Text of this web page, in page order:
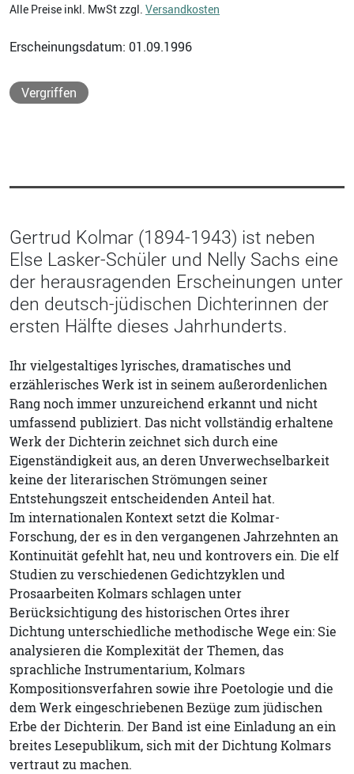
Alle Preise inkl. MwSt zzgl. Versandkosten
Erscheinungsdatum: 01.09.1996
Vergriffen
Gertrud Kolmar (1894-1943) ist neben
Else Lasker-Schüler und Nelly Sachs eine
der herausragenden Erscheinungen unter
den deutsch-jüdischen Dichterinnen der
ersten Hälfte dieses Jahrhunderts.
Ihr vielgestaltiges lyrisches, dramatisches und
erzählerisches Werk ist in seinem außerordenlichen
Rang noch immer unzureichend erkannt und nicht
umfassend publiziert. Das nicht vollständig erhaltene
Werk der Dichterin zeichnet sich durch eine
Eigenständigkeit aus, an deren Unverwechselbarkeit
keine der literarischen Strömungen seiner
Entstehungszeit entscheidenden Anteil hat.
Im internationalen Kontext setzt die Kolmar-
Forschung, der es in den vergangenen Jahrzehnten an
Kontinuität gefehlt hat, neu und kontrovers ein. Die elf
Studien zu verschiedenen Gedichtzyklen und
Prosaarbeiten Kolmars schlagen unter
Berücksichtigung des historischen Ortes ihrer
Dichtung unterschiedliche methodische Wege ein: Sie
analysieren die Komplexität der Themen, das
sprachliche Instrumentarium, Kolmars
Kompositionsverfahren sowie ihre Poetologie und die
dem Werk eingeschriebenen Bezüge zum jüdischen
Erbe der Dichterin. Der Band ist eine Einladung an ein
breites Lesepublikum, sich mit der Dichtung Kolmars
vertraut zu machen.